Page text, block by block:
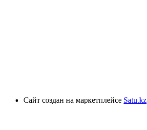
Сайт создан на маркетплейсе Satu.kz